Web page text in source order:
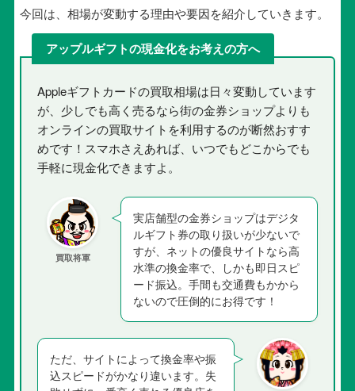
今回は、相場が変動する理由や要因を紹介していきます。
アップルギフトの現金化をお考えの方へ
Appleギフトカードの買取相場は日々変動しています
が、少しでも高く売るなら街の金券ショップよりも
オンラインの買取サイトを利用するのが断然おすす
めです！スマホさえあれば、いつでもどこからでも
手軽に現金化できますよ。
買取将軍
実店舗型の金券ショップはデジタ
ルギフト券の取り扱いが少ないで
すが、ネットの優良サイトなら高
水準の換金率で、しかも即日スピ
ード振込。手間も交通費もかから
ないので圧倒的にお得です！
ただ、サイトによって換金率や振
込スピードがかなり違います。失